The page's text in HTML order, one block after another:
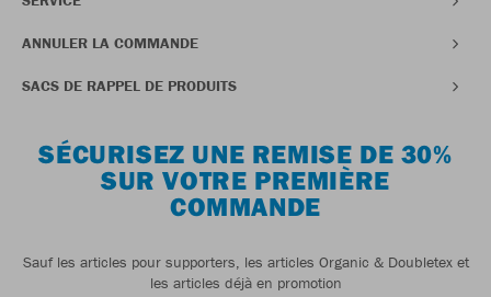
ANNULER LA COMMANDE
SACS DE RAPPEL DE PRODUITS
SÉCURISEZ UNE REMISE DE 30%
SUR VOTRE PREMIÈRE
COMMANDE
Sauf les articles pour supporters, les articles Organic & Doubletex et
les articles déjà en promotion